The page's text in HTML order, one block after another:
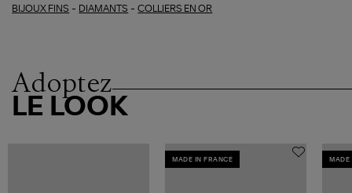
BIJOUX FINS - DIAMANTS -COLLIERS EN OR
Adoptez
LE LOOK
MADE IN FRANCE MADE